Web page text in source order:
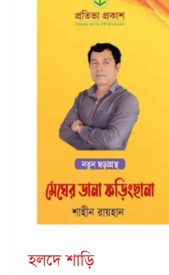
হলদে শাড়ি